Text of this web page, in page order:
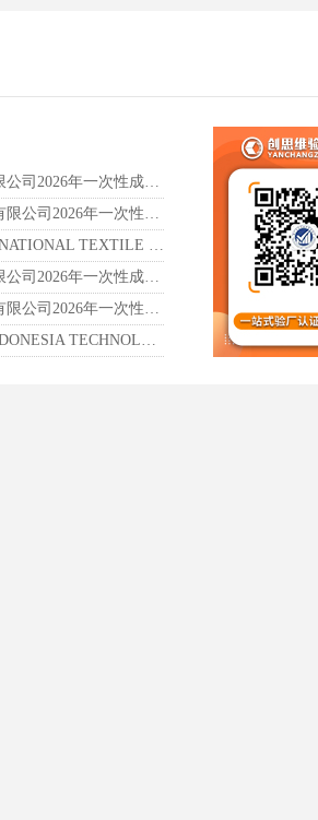
祝贺中山蓝晨科技股份有限公司2026年一次性成功通过BSCI验厂-B级
祝贺力特半导体（无锡）有限公司2026年一次性成功通过RBA-VAP认证审核并取得170.2分
祝贺台湾JE HONG INTERNATIONAL TEXTILE CO., LTD 2026年一次性成功通过GRS认证
祝贺立讯技术（越南）有限公司2026年一次性成功通过RBA-VAP审核获得金牌评级！
祝贺河南意诺康医疗器械有限公司2026年一次性成功通过GMP认证
祝贺印尼PT EVERPRO INDONESIA TECHNOLOGIES公司2026年一次性成功通过RBA-VAP审核